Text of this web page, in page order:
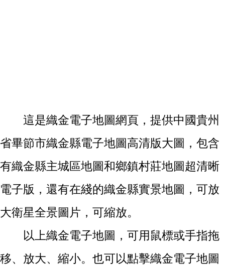
這是織金電子地圖網頁，提供中國貴州
省畢節市織金縣電子地圖高清版大圖，包含
有織金縣主城區地圖和鄉鎮村莊地圖超清晰
電子版，還有在綫的織金縣實景地圖，可放
大衛星全景圖片，可縮放。
以上織金電子地圖，可用鼠標或手指拖
移、放大、縮小。也可以點擊織金電子地圖